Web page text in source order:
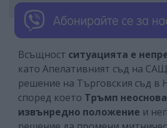
Всъщност ситуацията е
като Апелативният съд на
решение на Търговския съд
според което Тръмп
извънредно положение и